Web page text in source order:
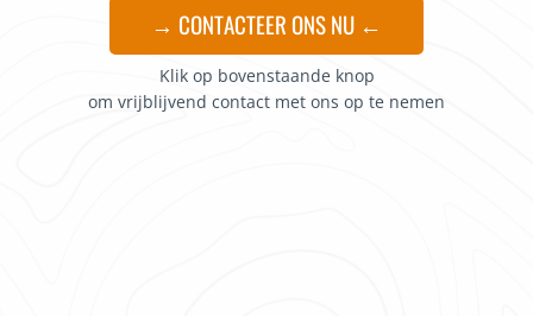
→ CONTACTEER ONS NU ←
Klik op bovenstaande knop
om vrijblijvend contact met ons op te nemen